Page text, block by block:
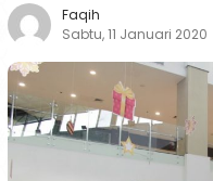
Faqih
Sabtu, 11 Januari 2020